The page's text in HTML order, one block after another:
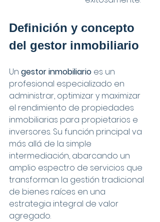
Definición y concepto
del gestor inmobiliario
Un gestor inmobiliario es un
profesional especializado en
administrar, optimizar y maximizar
el rendimiento de propiedades
inmobiliarias para propietarios e
inversores. Su función principal va
más allá de la simple
intermediación, abarcando un
amplio espectro de servicios que
transforman la gestión tradicional
de bienes raíces en una
estrategia integral de valor
agregado.